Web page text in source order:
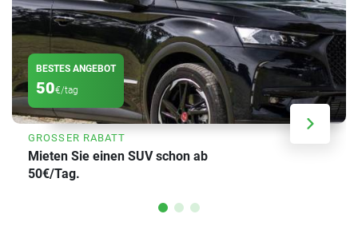
BESTES ANGEBOT
50€/tag
GROSSER RABATT
Mieten Sie einen SUV schon ab
50€/Tag.